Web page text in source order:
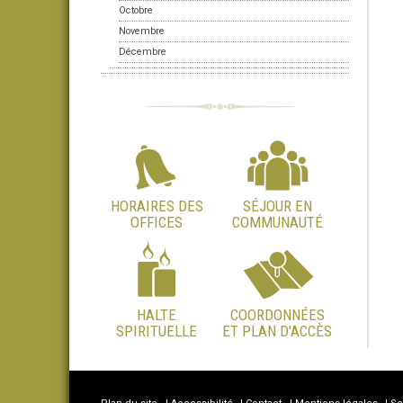
Octobre
Novembre
Décembre
HORAIRES DES
OFFICES
SÉJOUR EN
COMMUNAUTÉ
HALTE
SPIRITUELLE
COORDONNÉES
ET PLAN D'ACCÈS